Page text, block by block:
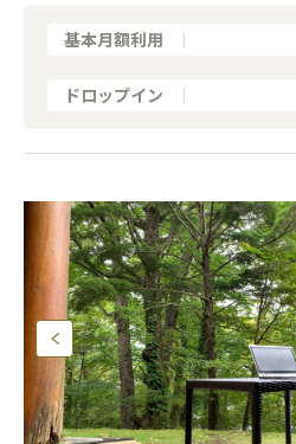
基本月額利用
ドロップイン